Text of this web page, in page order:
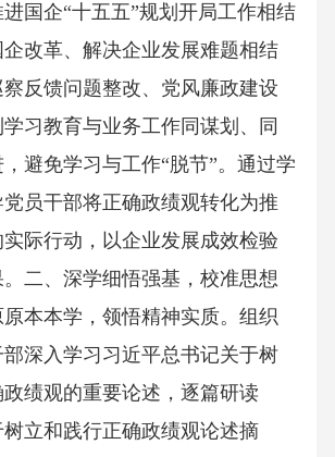
国企“十五五”规划开局工作相结
改革、解决企业发展难题相结
反馈问题整改、党风廉政建设
习教育与业务工作同谋划、同
避免学习与工作“脱节”。通过学
员干部将正确政绩观转化为推
际行动，以企业发展成效检验
二、深学细悟强基，校准思想
本本学，领悟精神实质。组织
深入学习习近平总书记关于树
绩观的重要论述，逐篇研读
树立和践行正确政绩观论述摘